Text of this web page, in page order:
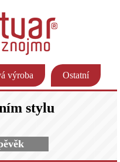
výroba Ostatní
stylu